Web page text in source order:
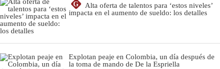
G
Alta oferta de talentos para ‘estos niveles’
impacta en el aumento de sueldo: los detalles
Explotan peaje en Colombia, un día después de
la toma de mando de De la Espriella